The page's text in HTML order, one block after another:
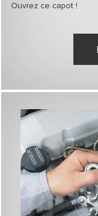
Ouvrez ce capot !